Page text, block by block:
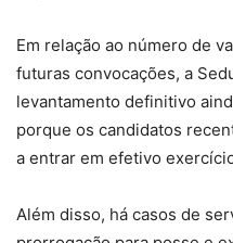
Em relação ao número de
futuras convocações, a
levantamento definitivo
porque os candidatos
a entrar em efetivo
Além disso, há casos de